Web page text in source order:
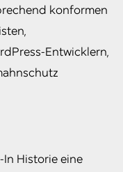
konformen
Entwicklern,
Historie eine